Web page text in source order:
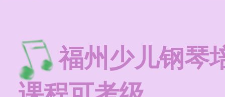
福州少儿钢琴